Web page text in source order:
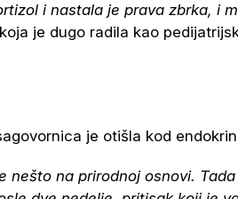
i nastala je prava zbrka, i
je dugo radila kao
je otišla kod
na prirodnoj osnovi.